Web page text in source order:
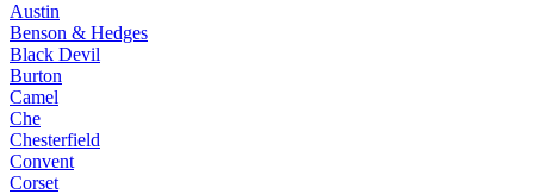
Austin
Benson & Hedges
Black Devil
Burton
Camel
Che
Chesterfield
Convent
Corset